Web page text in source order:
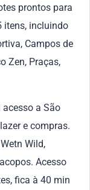
prontos para
itens, incluindo
Campos de
Zen, Praças,
a São
e compras.
Wild,
Acesso
fica à 40 min